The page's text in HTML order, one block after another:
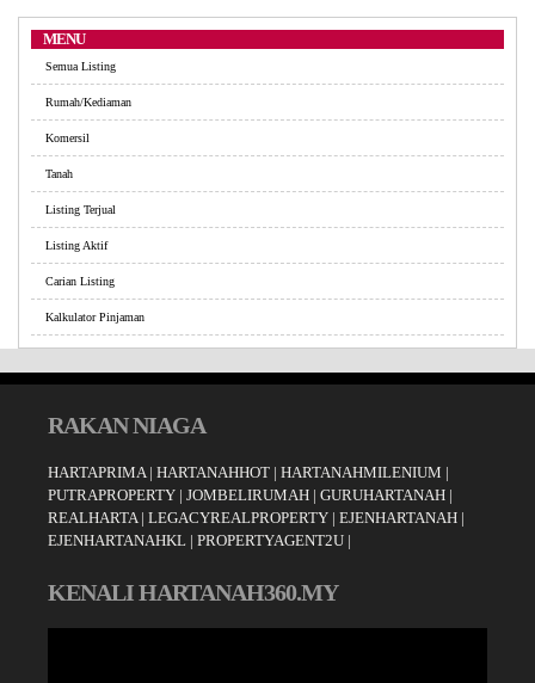
MENU
Semua Listing
Rumah/Kediaman
Komersil
Tanah
Listing Terjual
Listing Aktif
Carian Listing
Kalkulator Pinjaman
RAKAN NIAGA
HARTAPRIMA| HARTANAHHOT | HARTANAHMILENIUM |
PUTRAPROPERTY | JOMBELIRUMAH | GURUHARTANAH |
REALHARTA| LEGACYREALPROPERTY | EJENHARTANAH |
EJENHARTANAHKL | PROPERTYAGENT2U |
KENALI HARTANAH360.MY